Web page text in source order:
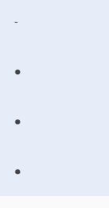
-
●
●
●